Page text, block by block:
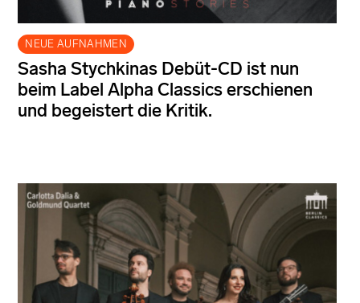
NEUE AUFNAHMEN
Sasha Stychkinas Debüt-CD ist nun
beim Label Alpha Classics erschienen
und begeistert die Kritik.